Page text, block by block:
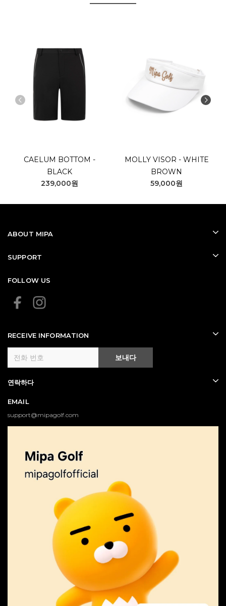
CAELUM BOTTOM -
BLACK
239,000원
MOLLY VISOR - WHITE
BROWN
59,000원
ABOUT MIPA
SUPPORT
FOLLOW US
RECEIVE INFORMATION
보내다
연락하다
EMAIL
support@mipagolf.com